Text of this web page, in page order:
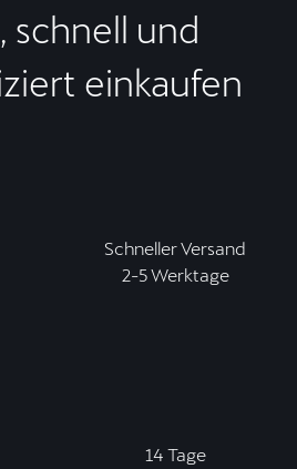
schnell und
einkaufen
Schneller Versand
2-5 Werktage
14 Tage